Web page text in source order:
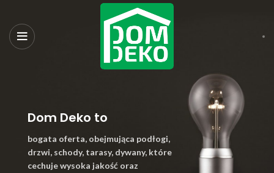
Dom Deko to
bogata oferta, obejmująca podłogi,
drzwi, schody, tarasy, dywany, które
cechuje wysoka jakość oraz